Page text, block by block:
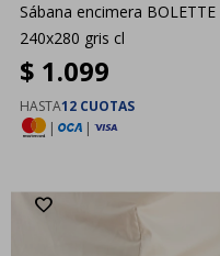
Sábana encimera BOLETTE
240x280 gris cl
$ 1.099
HASTA12 CUOTAS
|
|